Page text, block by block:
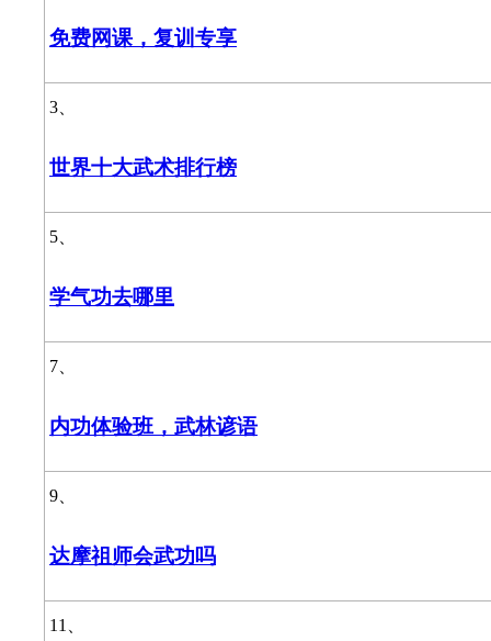
免费网课，复训专享
3、
世界十大武术排行榜
5、
学气功去哪里
7、
内功体验班，武林谚语
9、
达摩祖师会武功吗
11、